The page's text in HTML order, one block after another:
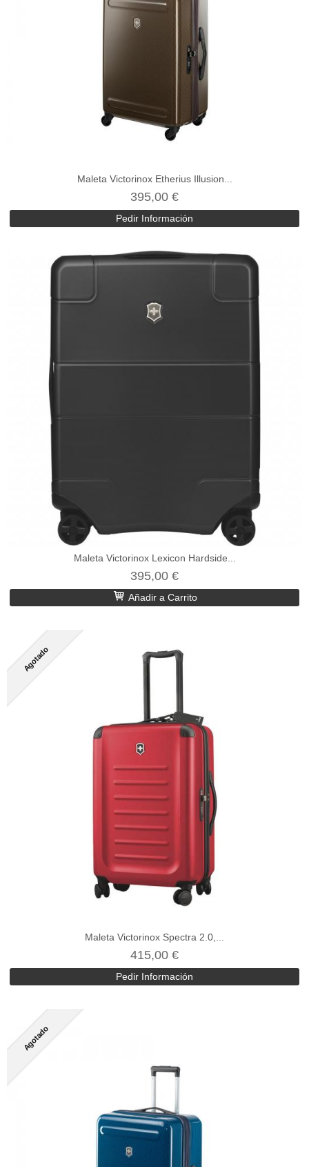
Maleta Victorinox Etherius Illusion...
395,00 €
Pedir Información
Maleta Victorinox Lexicon Hardside...
395,00 €
Añadir a Carrito
Agotado
Maleta Victorinox Spectra 2.0,...
415,00 €
Pedir Información
Agotado